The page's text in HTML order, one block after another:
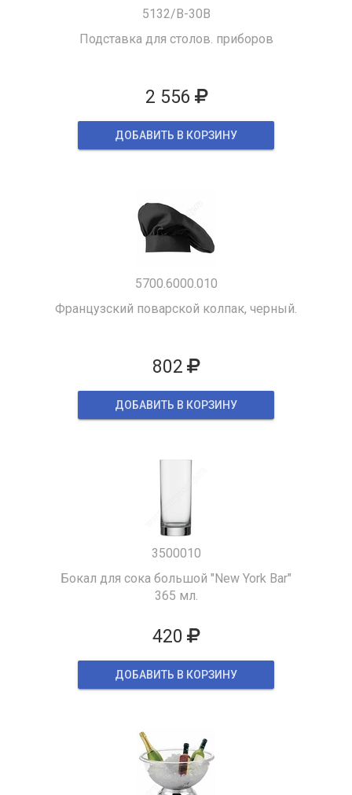
5132/B-30B
Подставка для столов. приборов
2 556
ДОБАВИТЬ В КОРЗИНУ
5700.6000.010
Французский поварской колпак, черный.
802
ДОБАВИТЬ В КОРЗИНУ
3500010
Бокал для сока большой "New York Bar"
365 мл.
420
ДОБАВИТЬ В КОРЗИНУ